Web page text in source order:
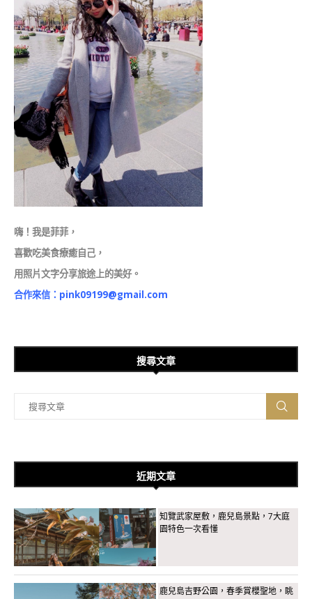
嗨！我是菲菲，
喜歡吃美食療癒自己，
用照片文字分享旅途上的美好。
合作來信： pink09199@gmail.com
搜尋文章
近期文章
知覽武家屋敷，鹿兒島景點，7大庭
園特色一次看懂
鹿兒島吉野公園，春季賞櫻聖地，眺